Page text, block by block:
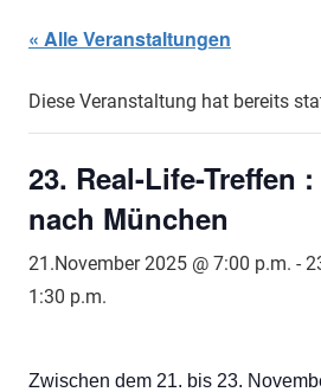
« Alle Veranstaltungen
Diese Veranstaltung hat bereits
23. Real-Life-Treffen
nach München
21.November 2025 @ 7:00 p.m. -
1:30 p.m.
Zwischen dem 21. bis 23.